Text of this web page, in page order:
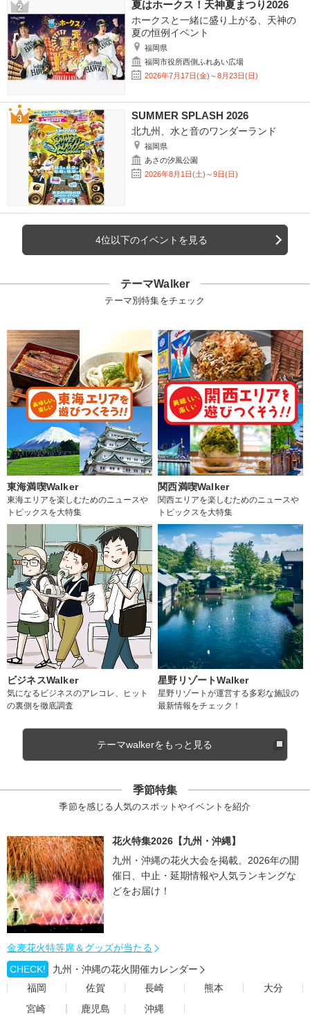
夏はホークス！天神夏まつり2026
ホークスと一緒に盛り上がる、天神の
夏の恒例イベント
福岡県
福岡市役所西側ふれあい広場
2026年7月17日(金)～8月23日(日)
SUMMER SPLASH 2026
北九州、水と音のワンダーランド
福岡県
あさの汐風公園
2026年8月1日(土)～9日(日)
4位以下のイベントを見る
テーマWalker
テーマ別特集をチェック
東海満喫Walker
東海エリアを楽しむためのニュースや
トピックスを大特集
関西満喫Walker
関西エリアを楽しむためのニュースや
トピックスを大特集
ビジネスWalker
気になるビジネスのアレコレ、ヒット
の裏側を徹底調査
星野リゾートWalker
星野リゾートが運営する多彩な施設の
最新情報をチェック！
テーマwalkerをもっと見る
季節特集
季節を感じる人気のスポットやイベントを紹介
花火特集2026【九州・沖縄】
九州・沖縄の花火大会を掲載。2026年の開
催日、中止・延期情報や人気ランキングな
どをお届け！
金麦花火特等席＆グッズが当たる
CHECK!
九州・沖縄の花火開催カレンダー
福岡
佐賀 長崎 熊本
大分
宮崎
鹿児島 沖縄